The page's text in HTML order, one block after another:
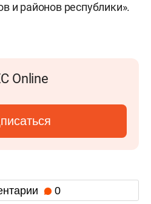
и районов республики».
Online
0